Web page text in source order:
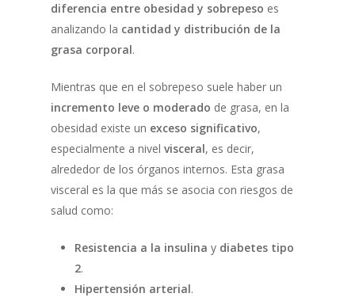
diferencia entre obesidad y sobrepeso es
analizando la cantidad y distribución de la
grasa corporal.
Mientras que en el sobrepeso suele haber un
incremento leve o moderado de grasa, en la
obesidad existe un exceso significativo,
especialmente a nivelvisceral, es decir,
alrededor de los órganos internos. Esta grasa
visceral es la que más se asocia con riesgos de
salud como:
Resistencia a la insulina y diabetes tipo
2.
Hipertensión arterial.